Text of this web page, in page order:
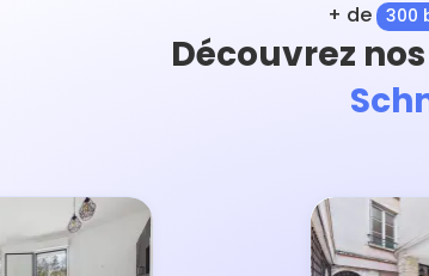
+ de 300
Découvrez